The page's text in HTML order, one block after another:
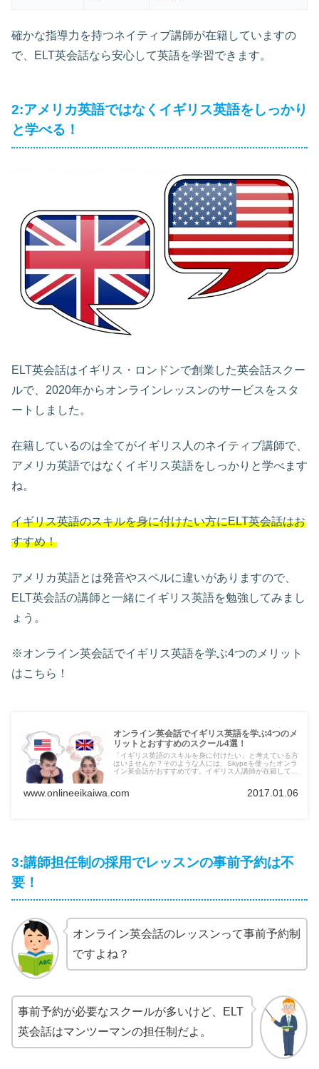
確かな指導力を持つネイティブ講師が在籍していますの
で、ELT英会話なら安心して英語を学習できます。
2:アメリカ英語ではなくイギリス英語をしっかり
と学べる！
ELT英会話はイギリス・ロンドンで創業した英会話スクー
ルで、2020年からオンラインレッスンのサービスをスタ
ートしました。
在籍しているのは全てがイギリス人のネイティブ講師で、
アメリカ英語ではなくイギリス英語をしっかりと学べます
ね。
イギリス英語のスキルを身に付けたい方にELT英会話はお
すすめ！
アメリカ英語とは発音やスペルに違いがありますので、
ELT英会話の講師と一緒にイギリス英語を勉強してみまし
ょう。
※オンライン英会話でイギリス英語を学ぶ4つのメリット
はこちら！
オンライン英会話でイギリス英語を学ぶ4つのメ
リットとおすすめのスクール4選！
「イギリス英語のスキルを身に付けたい」と考えている方
はいませんか？そのような人には、Skypeを使ったオンラ
イン英会話がおすすめです。イギリス人講師が在籍してい
www.onlineeikaiwa.com 2017.01.06
3:講師担任制の採用でレッスンの事前予約は不
要！
オンライン英会話のレッスンって事前予約制
ですよね？
事前予約が必要なスクールが多いけど、ELT
英会話はマンツーマンの担任制だよ。